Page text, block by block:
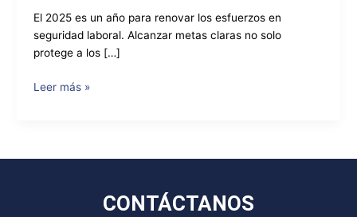
El 2025 es un año para renovar los esfuerzos en
seguridad laboral. Alcanzar metas claras no solo
protege a los […]
Leer más »
CONTÁCTANOS